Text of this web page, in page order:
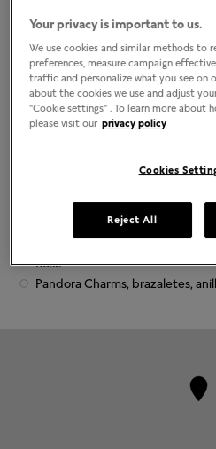
Miércoles
Jueves
Viernes
Sábado
Domingo
Joyería contemporánea
La más alta calidad de oro 14K,
Rose
Pandora Charms, brazaletes,
Your privacy is important to us.
We use cookies and similar methods to
preferences, measure campaign
traffic and personalize what you see on
about the cookies we use and adjust
"Cookie settings" . To learn more about
please visit our privacy policy
Cookies
Reject All